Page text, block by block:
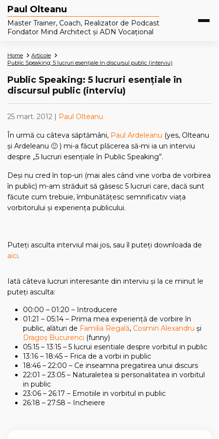
Paul Olteanu
Master Trainer, Coach, Realizator de Podcast
Fondator Mind Architect și ADN Vocațional
Home
Articole
Public Speaking: 5 lucruri esențiale în discursul public (interviu)
Public Speaking: 5 lucruri esențiale în
discursul public (interviu)
25 mart. 2012 | Paul Olteanu
În urmă cu câteva săptămâni, Paul Ardeleanu (yes, Olteanu
și Ardeleanu 🙂 ) mi-a făcut plăcerea să-mi ia un interviu
despre „5 lucruri esențiale în Public Speaking”.
Deși nu cred în top-uri (mai ales când vine vorba de vorbirea
în public) m-am străduit să găsesc 5 lucruri care, dacă sunt
făcute cum trebuie, îmbunătățesc semnificativ viața
vorbitorului și experiența publicului.
Puteți asculta interviul mai jos, sau îl puteți downloada de
aici.
Iată câteva lucruri interesante din interviu și la ce minut le
puteți asculta:
00:00 – 01:20 – Introducere
01:21 – 05:14 – Prima mea experiență de vorbire în
public, alături de Familia Regală, Cosmin Alexandru și
Dragoș Bucurenci (funny)
05:15 – 13:15 – 5 lucrui esentiale despre vorbitul in public
13:16 – 18:45 – Frica de a vorbi in public
18:46 – 22:00 – Ce inseamna pregatirea unui discurs
22:01 – 23:05 – Naturaletea si personalitatea in vorbitul
in public
23:06 – 26:17 – Emotiile in vorbitul in public
26:18 – 27:58 – Incheiere